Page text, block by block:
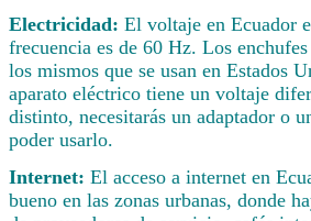
Electricidad: El voltaje en Ecuador
frecuencia es de 60 Hz. Los
los mismos que se usan en Estados
aparato eléctrico tiene un voltaje
distinto, necesitarás un adaptador o
poder usarlo.
Internet: El acceso a internet en
bueno en las zonas urbanas, donde